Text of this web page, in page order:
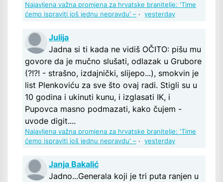
Najavljena važna promjena za hrvatske branitelje: 'Time
ćemo ispraviti još jednu nepravdu' – · yesterday
Julija
Jadna si ti kada ne vidiš OČITO: pišu mu
govore da je mučno slušati, odlazak u Grubore
(?!?! - strašno, izdajnički, slijepo...), smokvin je
list Plenkoviću za sve što ovaj radi. Stigli su u
10 godina i ukinuti kunu, i izglasati IK, i
Pupovca masno podmazati, kako čujem -
uvode digit....
Najavljena važna promjena za hrvatske branitelje: 'Time
ćemo ispraviti još jednu nepravdu' – · yesterday
Janja Bakalić
Jadno...Generala koji je tri puta ranjen u